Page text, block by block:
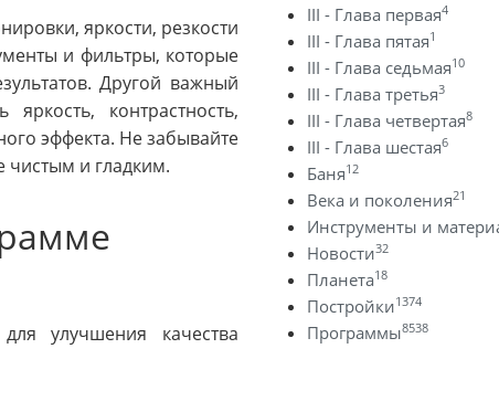
яркости, резкости
и фильтры, которые
Другой важный
контрастность,
эффекта. Не забывайте
чистым и гладким.
улучшения качества
III - Глава первая4
III - Глава пятая1
III - Глава седьмая10
III - Глава третья3
III - Глава четвертая8
III - Глава шестая6
Баня12
Века и поколения21
Инструменты и
Новости32
Планета18
Постройки1374
Программы8538